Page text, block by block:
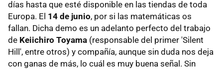
días hasta que esté disponible en las tiendas de toda
Europa. El 14 de junio, por si las matemáticas os
fallan. Dicha demo es un adelanto perfecto del trabajo
de Keiichiro Toyama (responsable del primer 'Silent
Hill', entre otros) y compañía, aunque sin duda nos deja
con ganas de más, lo cuál es muy buena señal. Sin